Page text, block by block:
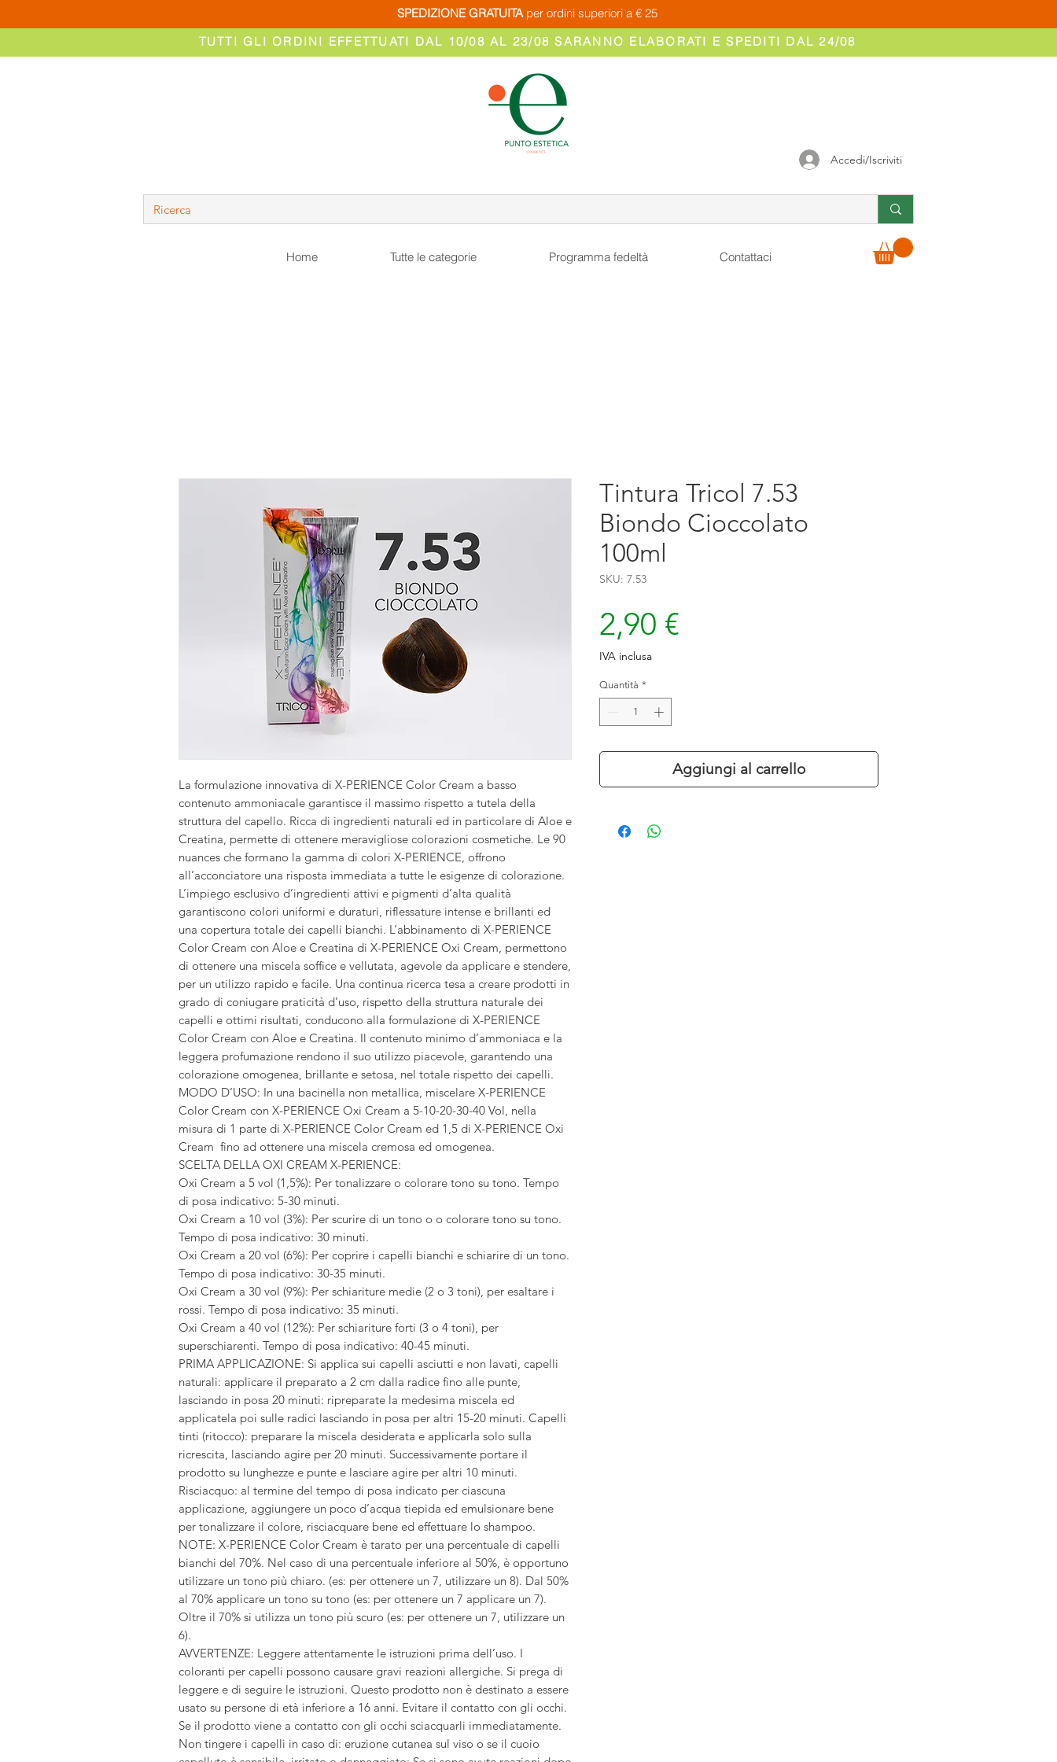
SPEDIZIONE GRATUITAper ordini superiori a € 25
TUTTI GLI ORDINI EFFETTUATI DAL 10/08 AL 23/08 SARANNO ELABORATI E SPEDITI DAL 24/08
Accedi/Iscriviti
Home Tutte le categorie Programma fedeltà Contattaci
La formulazione innovativa di X-PERIENCE Color Cream a basso
contenuto ammoniacale garantisce il massimo rispetto a tutela della
struttura del capello. Ricca di ingredienti naturali ed in particolare di Aloe e
Creatina, permette di ottenere meravigliose colorazioni cosmetiche. Le 90
nuances che formano la gamma di colori X-PERIENCE, offrono
all’acconciatore una risposta immediata a tutte le esigenze di colorazione.
L’impiego esclusivo d’ingredienti attivi e pigmenti d’alta qualità
garantiscono colori uniformi e duraturi, riflessature intense e brillanti ed
una copertura totale dei capelli bianchi. L’abbinamento di X-PERIENCE
Color Cream con Aloe e Creatina di X-PERIENCE Oxi Cream, permettono
di ottenere una miscela soffice e vellutata, agevole da applicare e stendere,
per un utilizzo rapido e facile. Una continua ricerca tesa a creare prodotti in
grado di coniugare praticità d’uso, rispetto della struttura naturale dei
capelli e ottimi risultati, conducono alla formulazione di X-PERIENCE
Color Cream con Aloe e Creatina. Il contenuto minimo d’ammoniaca e la
leggera profumazione rendono il suo utilizzo piacevole, garantendo una
colorazione omogenea, brillante e setosa, nel totale rispetto dei capelli.
MODO D’USO: In una bacinella non metallica, miscelare X-PERIENCE
Color Cream con X-PERIENCE Oxi Cream a 5-10-20-30-40 Vol, nella
misura di 1 parte di X-PERIENCE Color Cream ed 1,5 di X-PERIENCE Oxi
Cream fino ad ottenere una miscela cremosa ed omogenea.
SCELTA DELLA OXI CREAM X-PERIENCE:
Oxi Cream a 5 vol (1,5%): Per tonalizzare o colorare tono su tono. Tempo
di posa indicativo: 5-30 minuti.
Oxi Cream a 10 vol (3%): Per scurire di un tono o o colorare tono su tono.
Tempo di posa indicativo: 30 minuti.
Oxi Cream a 20 vol (6%): Per coprire i capelli bianchi e schiarire di un tono.
Tempo di posa indicativo: 30-35 minuti.
Oxi Cream a 30 vol (9%): Per schiariture medie (2 o 3 toni), per esaltare i
rossi. Tempo di posa indicativo: 35 minuti.
Oxi Cream a 40 vol (12%): Per schiariture forti (3 o 4 toni), per
superschiarenti. Tempo di posa indicativo: 40-45 minuti.
PRIMA APPLICAZIONE: Si applica sui capelli asciutti e non lavati, capelli
naturali: applicare il preparato a 2 cm dalla radice fino alle punte,
lasciando in posa 20 minuti: ripreparate la medesima miscela ed
applicatela poi sulle radici lasciando in posa per altri 15-20 minuti. Capelli
tinti (ritocco): preparare la miscela desiderata e applicarla solo sulla
ricrescita, lasciando agire per 20 minuti. Successivamente portare il
prodotto su lunghezze e punte e lasciare agire per altri 10 minuti.
Risciacquo: al termine del tempo di posa indicato per ciascuna
applicazione, aggiungere un poco d’acqua tiepida ed emulsionare bene
per tonalizzare il colore, risciacquare bene ed effettuare lo shampoo.
NOTE: X-PERIENCE Color Cream è tarato per una percentuale di capelli
bianchi del 70%. Nel caso di una percentuale inferiore al 50%, è opportuno
utilizzare un tono più chiaro. (es: per ottenere un 7, utilizzare un 8). Dal 50%
al 70% applicare un tono su tono (es: per ottenere un 7 applicare un 7).
Oltre il 70% si utilizza un tono più scuro (es: per ottenere un 7, utilizzare un
6).
AVVERTENZE: Leggere attentamente le istruzioni prima dell’uso. I
coloranti per capelli possono causare gravi reazioni allergiche. Si prega di
leggere e di seguire le istruzioni. Questo prodotto non è destinato a essere
usato su persone di età inferiore a 16 anni. Evitare il contatto con gli occhi.
Se il prodotto viene a contatto con gli occhi sciacquarli immediatamente.
Non tingere i capelli in caso di: eruzione cutanea sul viso o se il cuoio
Tintura Tricol 7.53
Biondo Cioccolato
100ml
SKU: 7.53
2,90 €
IVA inclusa
Quantità *
Aggiungi al carrello